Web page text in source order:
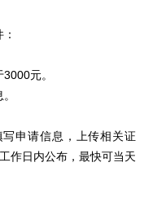
元。
申请信息，上传相关证
作日内公布，最快可当天